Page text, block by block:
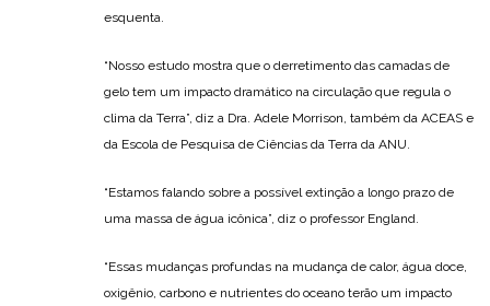
esquenta.
“Nosso estudo mostra que o derretimento das camadas de
gelo tem um impacto dramático na circulação que regula o
clima da Terra”, diz a Dra. Adele Morrison, também da ACEAS e
da Escola de Pesquisa de Ciências da Terra da ANU.
“Estamos falando sobre a possível extinção a longo prazo de
uma massa de água icônica”, diz o professor England.
“Essas mudanças profundas na mudança de calor, água doce,
oxigênio, carbono e nutrientes do oceano terão um impacto